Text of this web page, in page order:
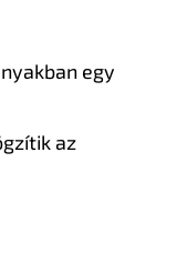
nyakban egy
az